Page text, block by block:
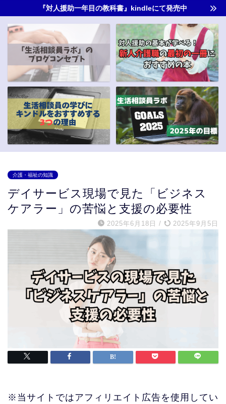
『対人援助一年目の教科書』kindleにて発売中
介護・福祉の知識
デイサービス現場で見た「ビジネス
ケアラー」の苦悩と支援の必要性
2025年6月18日 / 2025年9月5日
※当サイトではアフィリエイト広告を使用してい